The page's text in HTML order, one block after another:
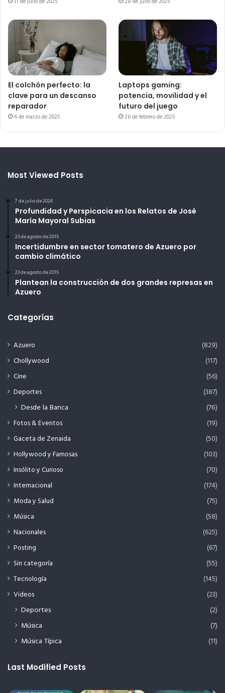
El colchón perfecto: la
clave para un descanso
reparador
6 de marzo de 2025
Laptops gaming:
potencia, movilidad y el
futuro del juego
26 de febrero de 2025
Most Viewed Posts
7 de julio de 2024
Profundidad y Perspicacia en los Relatos de José
María Mayoral Subias
23 de agosto de 2015
Incertidumbre en sector tomatero de Azuero por
cambio climático
23 de agosto de 2015
Plantean la construcción de dos grandes represas en
Azuero
Categorías
Azuero
(829)
Chollywood
(117)
Cine
(56)
Deportes
(387)
Desde la Banca (76)
Fotos & Eventos
(19)
Gaceta de Zenaida
(50)
Hollywood y Famosas
(103)
Insólito y Curioso
(70)
Internacional
(174)
Moda y Salud
(75)
Música
(58)
Nacionales
(625)
Posting
(67)
Sin categoría
(55)
Tecnología
(145)
Videos
(23)
Deportes
(2)
Música
(7)
Música Típica
(11)
Last Modified Posts